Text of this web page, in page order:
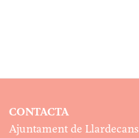
CONTACTA
Ajuntament de Llardecans